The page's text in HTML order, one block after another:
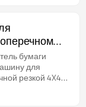
бумаги
для
резкой 4X40
работы.